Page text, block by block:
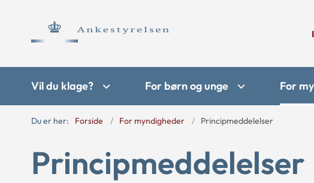
Vil du klage? For børn og unge For
Du er her: Forside For myndigheder Principmeddelelser
Principmeddelelser